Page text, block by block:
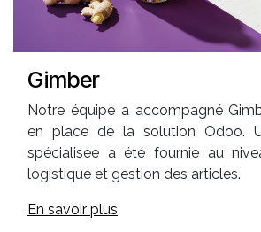
Gimber
Notre équipe a accompagné
en place de la solution Odoo.
spécialisée a été fournie au
logistique et gestion des articles.
En savoir plus